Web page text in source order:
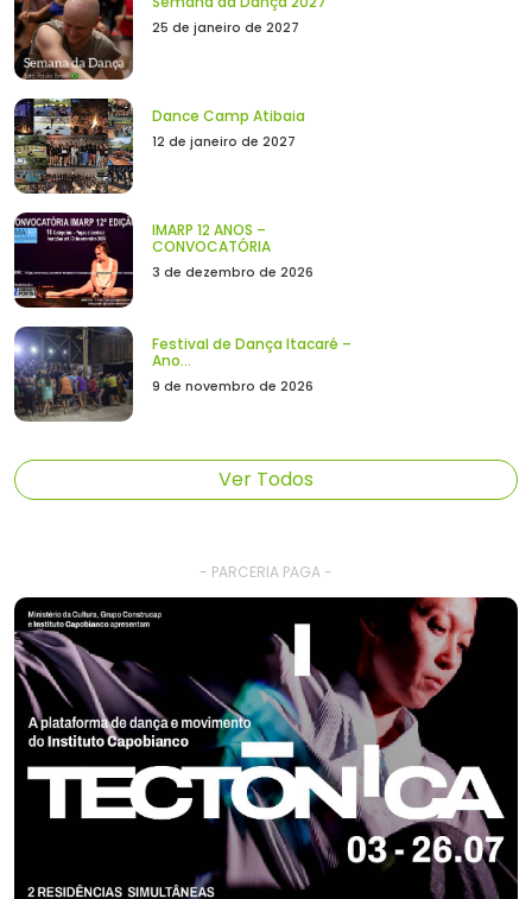
25 de janeiro de 2027
Dance Camp Atibaia
12 de janeiro de 2027
IMARP 12 ANOS –
CONVOCATÓRIA
3 de dezembro de 2026
Festival de Dança Itacaré –
Ano...
9 de novembro de 2026
Ver Todos
- PARCERIA PAGA -